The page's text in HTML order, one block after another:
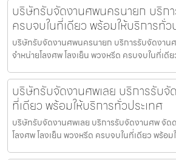
บริษัทรับจัดงานศพนครนายก บริก
ครบจบในที่เดียว พร้อมให้บริการทั่ว
บริษัทรับจัดงานศพนครนายก บริการรับจัดงาน
จำหน่ายโลงศพ โลงเย็น พวงหรีด ครบจบในที่เดี
บริษัทรับจัดงานศพเลย บริการรับจั
ที่เดียว พร้อมให้บริการทั่วประเทศ
บริษัทรับจัดงานศพเลย บริการรับจัดงานศพ จัด
โลงศพ โลงเย็น พวงหรีด ครบจบในที่เดียว พร้อม